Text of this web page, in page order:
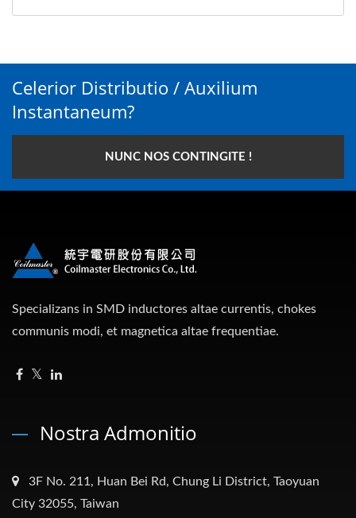
Celerior Distributio / Auxilium
Instantaneum?
NUNC NOS CONTINGITE !
Specializans in SMD inductores altae currentis, chokes
communis modi, et magnetica altae frequentiae.
Nostra Admonitio
3F No. 211, Huan Bei Rd, Chung Li District, Taoyuan
City 32055, Taiwan